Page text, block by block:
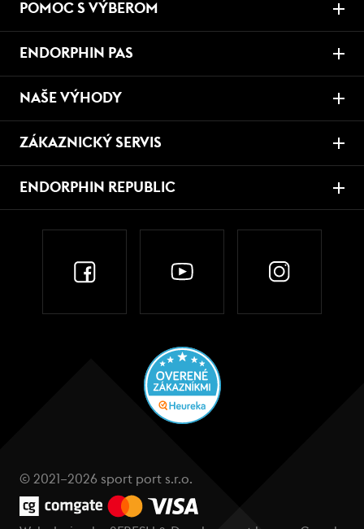
POMOC S VÝBEROM
ENDORPHIN PAS
NAŠE VÝHODY
ZÁKAZNICKÝ SERVIS
ENDORPHIN REPUBLIC
© 2021–2026 sport port s.r.o.